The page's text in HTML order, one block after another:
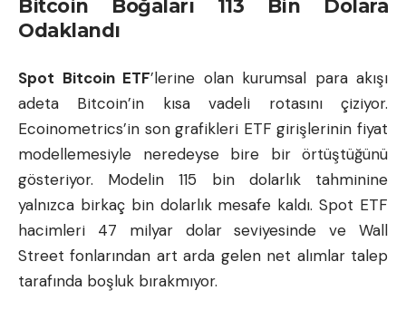
Bitcoin Boğaları 113 Bin Dolara
Odaklandı
Spot Bitcoin ETF’lerine olan kurumsal para akışı
adeta Bitcoin’in kısa vadeli rotasını çiziyor.
Ecoinometrics’in son grafikleri ETF girişlerinin fiyat
modellemesiyle neredeyse bire bir örtüştüğünü
gösteriyor. Modelin 115 bin dolarlık tahminine
yalnızca birkaç bin dolarlık mesafe kaldı. Spot ETF
hacimleri 47 milyar dolar seviyesinde ve Wall
Street fonlarından art arda gelen net alımlar talep
tarafında boşluk bırakmıyor.